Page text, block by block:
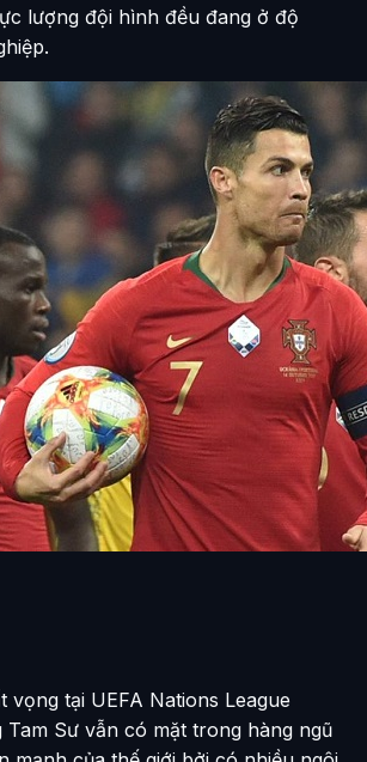
lượng đội hình đều đang ở độ
vọng tại UEFA Nations League
Tam Sư vẫn có mặt trong hàng ngũ